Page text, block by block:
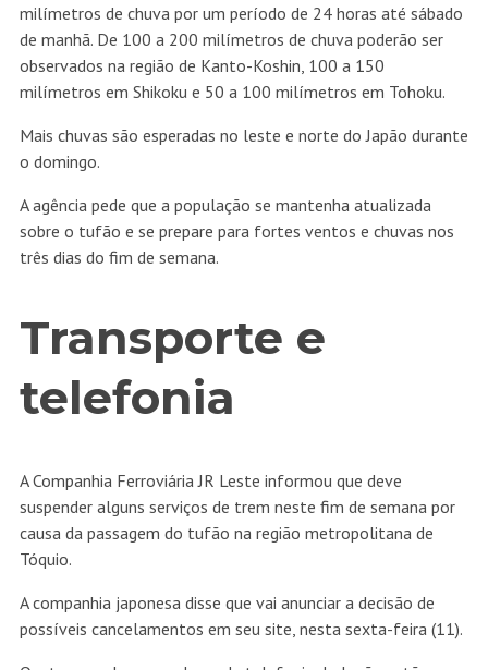
milímetros de chuva por um período de 24 horas até sábado
de manhã. De 100 a 200 milímetros de chuva poderão ser
observados na região de Kanto-Koshin, 100 a 150
milímetros em Shikoku e 50 a 100 milímetros em Tohoku.
Mais chuvas são esperadas no leste e norte do Japão durante
o domingo.
A agência pede que a população se mantenha atualizada
sobre o tufão e se prepare para fortes ventos e chuvas nos
três dias do fim de semana.
Transporte e
telefonia
A Companhia Ferroviária JR Leste informou que deve
suspender alguns serviços de trem neste fim de semana por
causa da passagem do tufão na região metropolitana de
Tóquio.
A companhia japonesa disse que vai anunciar a decisão de
possíveis cancelamentos em seu site, nesta sexta-feira (11).